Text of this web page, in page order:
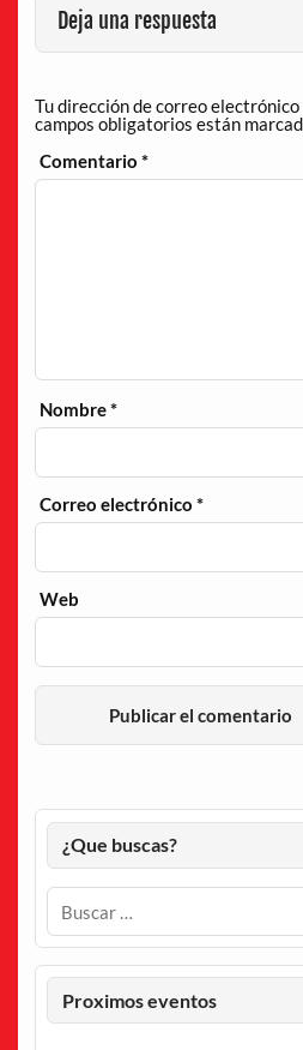
Deja una respuesta
Tu dirección de correo
campos obligatorios están
Comentario*
Nombre*
Correo electrónico*
Web
¿Que buscas?
Proximos eventos